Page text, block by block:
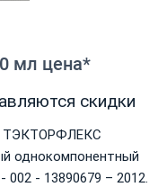
мл цена*
скидки
ТЭКТОРФЛЕКС
однокомпонентный
- 13890679 – 2012.